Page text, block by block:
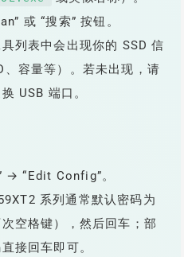
或 “搜索” 按钮。
列表中会出现你的 SSD 信
容量等）。若未出现，请
USB 端口。
→ “Edit Config”。
系列通常默认密码为
次空格键），然后回车；部
接回车即可。